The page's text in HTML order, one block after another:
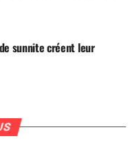
sunnite créent leur